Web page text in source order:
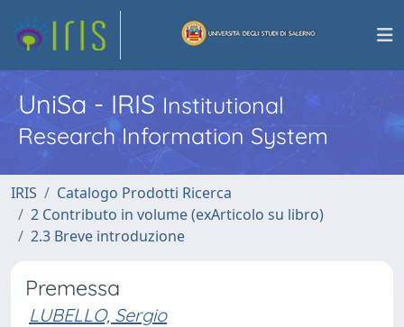
UniSa - IRISInstitutional
Research Information System
IRIS
Catalogo Prodotti Ricerca
2 Contributo in volume (exArticolo su libro)
2.3 Breve introduzione
Premessa
LUBELLO, Sergio